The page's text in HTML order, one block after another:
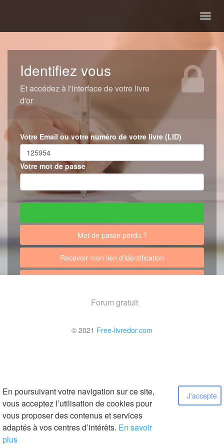
En poursuivant votre navigation sur ce site,
vous acceptez l’utilisation de cookies pour
vous proposer des contenus et services
adaptés à vos centres d’intérêts. En savoir
plus
J'accepte
Identifiez vous
Et accédez à l'interface de votre livre
d'or
Votre Email ou votre numéro de votre livre (LID)
Votre mot de passe
Mot de passe perdu ?
Recevoir mon lien d'identification
Forum gratuit
© 2021 Free-livredor.com